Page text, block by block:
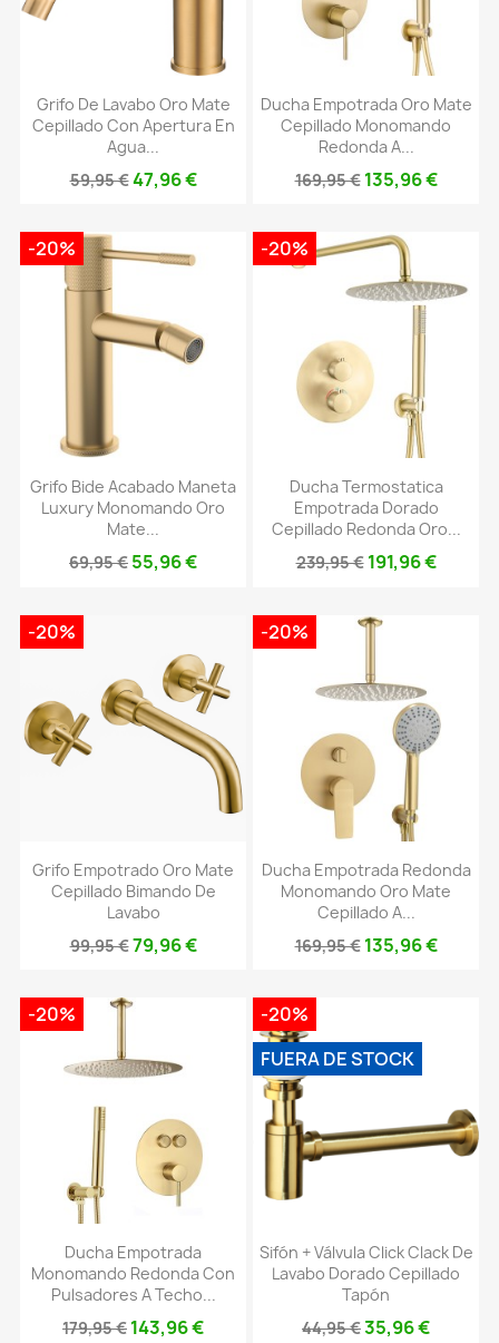
Grifo De Lavabo Oro Mate
Cepillado Con Apertura En
Agua...
59,95 €47,96 €
Ducha Empotrada Oro Mate
Cepillado Monomando
Redonda A...
169,95 € 135,96 €
Grifo Bide Acabado Maneta
Luxury Monomando Oro
Mate...
69,95 € 55,96 €
-20%
Ducha Termostatica
Empotrada Dorado
Cepillado Redonda Oro...
239,95 € 191,96 €
-20%
Grifo Empotrado Oro Mate
Cepillado Bimando De
Lavabo
99,95 €79,96 €
-20%
Ducha Empotrada Redonda
Monomando Oro Mate
Cepillado A...
169,95 € 135,96 €
-20%
Ducha Empotrada
Monomando Redonda Con
Pulsadores A Techo...
179,95 € 143,96 €
-20%
Sifón + Válvula Click Clack De
Lavabo Dorado Cepillado
Tapón
44,95 €35,96 €
-20%
FUERA DE STOCK